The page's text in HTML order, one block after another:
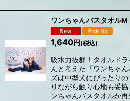
ワンちゃんバスタオルM
1,640円 (税込)
吸水力抜群！タオルド
んと考えた「ワンちゃ
ズは中型犬にぴったり
りながら触り心地も妥
ンちゃんバスタオルが